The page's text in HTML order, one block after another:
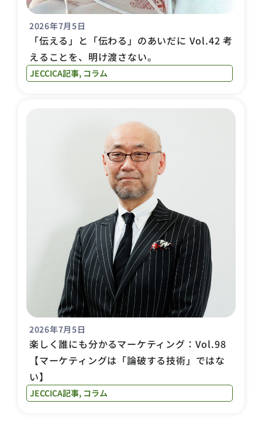
2026年7月5日
「伝える」と「伝わる」のあいだに Vol.42 考
えることを、明け渡さない。
JECCICA記事, コラム
2026年7月5日
楽しく誰にも分かるマーケティング：Vol.98
【マーケティングは「論破する技術」ではな
い】
JECCICA記事, コラム